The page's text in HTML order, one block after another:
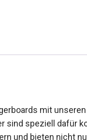
mit
sind speziell dafür
und bieten nicht